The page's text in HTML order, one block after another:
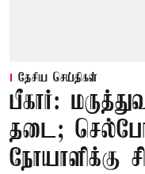
தேசிய செய்திகள்
பீகார்:
தடை;
நோயாளிக்கு